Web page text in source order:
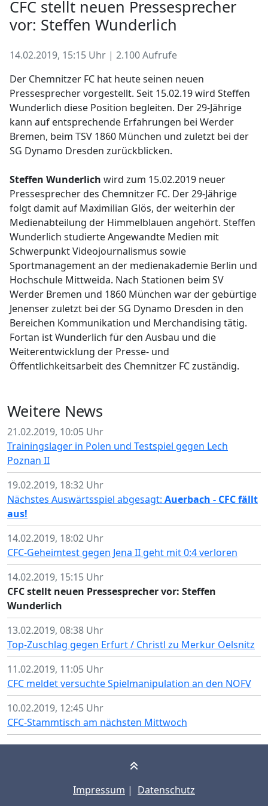
CFC stellt neuen Pressesprecher
vor: Steffen Wunderlich
14.02.2019, 15:15 Uhr | 2.100 Aufrufe
Der Chemnitzer FC hat heute seinen neuen
Pressesprecher vorgestellt. Seit 15.02.19 wird Steffen
Wunderlich diese Position begleiten. Der 29-Jährige
kann auf entsprechende Erfahrungen bei Werder
Bremen, beim TSV 1860 München und zuletzt bei der
SG Dynamo Dresden zurückblicken.
Steffen Wunderlich wird zum 15.02.2019 neuer
Pressesprecher des Chemnitzer FC. Der 29-Jährige
folgt damit auf Maximilian Glös, der weiterhin der
Medienabteilung der Himmelblauen angehört. Steffen
Wunderlich studierte Angewandte Medien mit
Schwerpunkt Videojournalismus sowie
Sportmanagement an der medienakademie Berlin und
Hochschule Mittweida. Nach Stationen beim SV
Werder Bremen und 1860 München war der gebürtige
Jenenser zuletzt bei der SG Dynamo Dresden in den
Bereichen Kommunikation und Merchandising tätig.
Fortan ist Wunderlich für den Ausbau und die
Weiterentwicklung der Presse- und
Öffentlichkeitsarbeit des Chemnitzer FC zuständig.
Weitere News
21.02.2019, 10:05 Uhr
Trainingslager in Polen und Testspiel gegen Lech
Poznan II
19.02.2019, 18:32 Uhr
Nächstes Auswärtsspiel abgesagt: Auerbach - CFC fällt
aus!
14.02.2019, 18:02 Uhr
CFC-Geheimtest gegen Jena II geht mit 0:4 verloren
14.02.2019, 15:15 Uhr
CFC stellt neuen Pressesprecher vor: Steffen
Wunderlich
13.02.2019, 08:38 Uhr
Top-Zuschlag gegen Erfurt / Christl zu Merkur Oelsnitz
11.02.2019, 11:05 Uhr
CFC meldet versuchte Spielmanipulation an den NOFV
10.02.2019, 12:45 Uhr
CFC-Stammtisch am nächsten Mittwoch
Impressum | Datenschutz